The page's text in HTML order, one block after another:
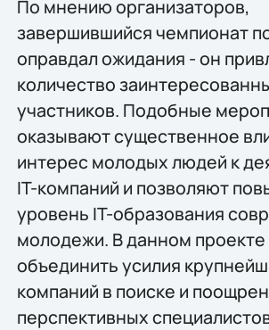
По мнению организаторов,
завершившийся чемпионат
оправдал ожидания - он
количество
участников. Подобные
оказывают существенное
интерес молодых людей к
IT-компаний и позволяют
уровень IT-образования
молодежи. В данном проекте
объединить усилия
компаний в поиске и
перспективных